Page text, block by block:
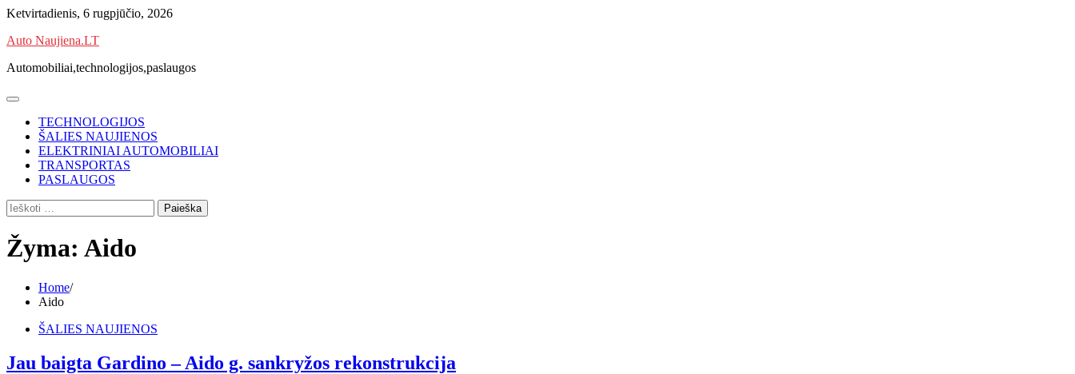
Skip
content
Ketvirtadienis, 6 rugpjūčio, 2026
Auto Naujiena.LT
Automobiliai,technologijos,paslaugos
TECHNOLOGIJOS
ŠALIES NAUJIENOS
ELEKTRINIAI AUTOMOBILIAI
TRANSPORTAS
PASLAUGOS
Ieškoti:
Žyma: Aido
Home
Aido
ŠALIES NAUJIENOS
Jau baigta Gardino – Aido g. sankryžos rekonstrukcija